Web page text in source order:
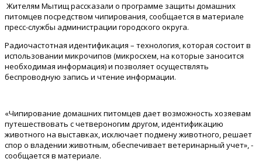
Жителям Мытищ рассказали о программе защиты домашних
питомцев посредством чипирования, сообщается в материале
пресс-службы администрации городского округа.
Радиочастотная идентификация – технология, которая состоит в
использовании микрочипов (микросхем, на которые заносится
необходимая информация) и позволяет осуществлять
беспроводную запись и чтение информации.
«Чипирование домашних питомцев дает возможность хозяевам
путешествовать с четвероногим другом, идентификацию
животного на выставках, исключает подмену животного, решает
спор о владении животным, обеспечивает ветеринарный учет», -
сообщается в материале.